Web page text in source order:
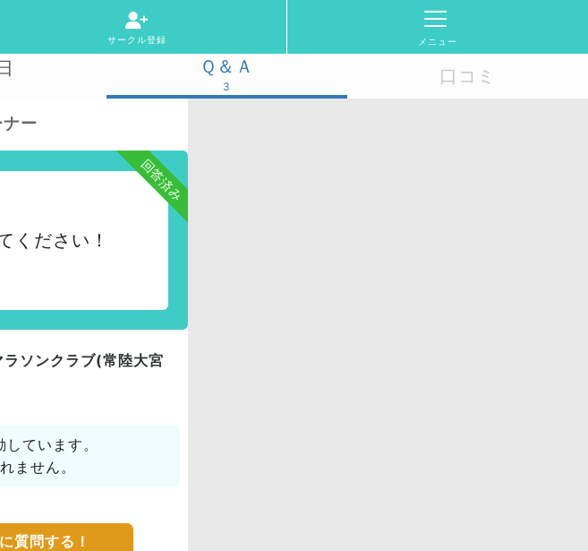
サークル登録 メニュー
Ｑ＆Ａ
3 口コミ
ー
回答済み
ください！
ソンクラブ(常陸大宮
ています。
ません。
質問する！